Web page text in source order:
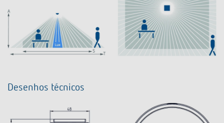
Desenhos técnicos